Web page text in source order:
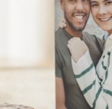
Ilmainen
Tilaa tänään –
nopeammin kuin ehdit